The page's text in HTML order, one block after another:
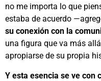
no me importa lo que
estaba de acuerdo
su conexión con la
una figura que va más
apropiarse de su propia
Y esta esencia se ve con